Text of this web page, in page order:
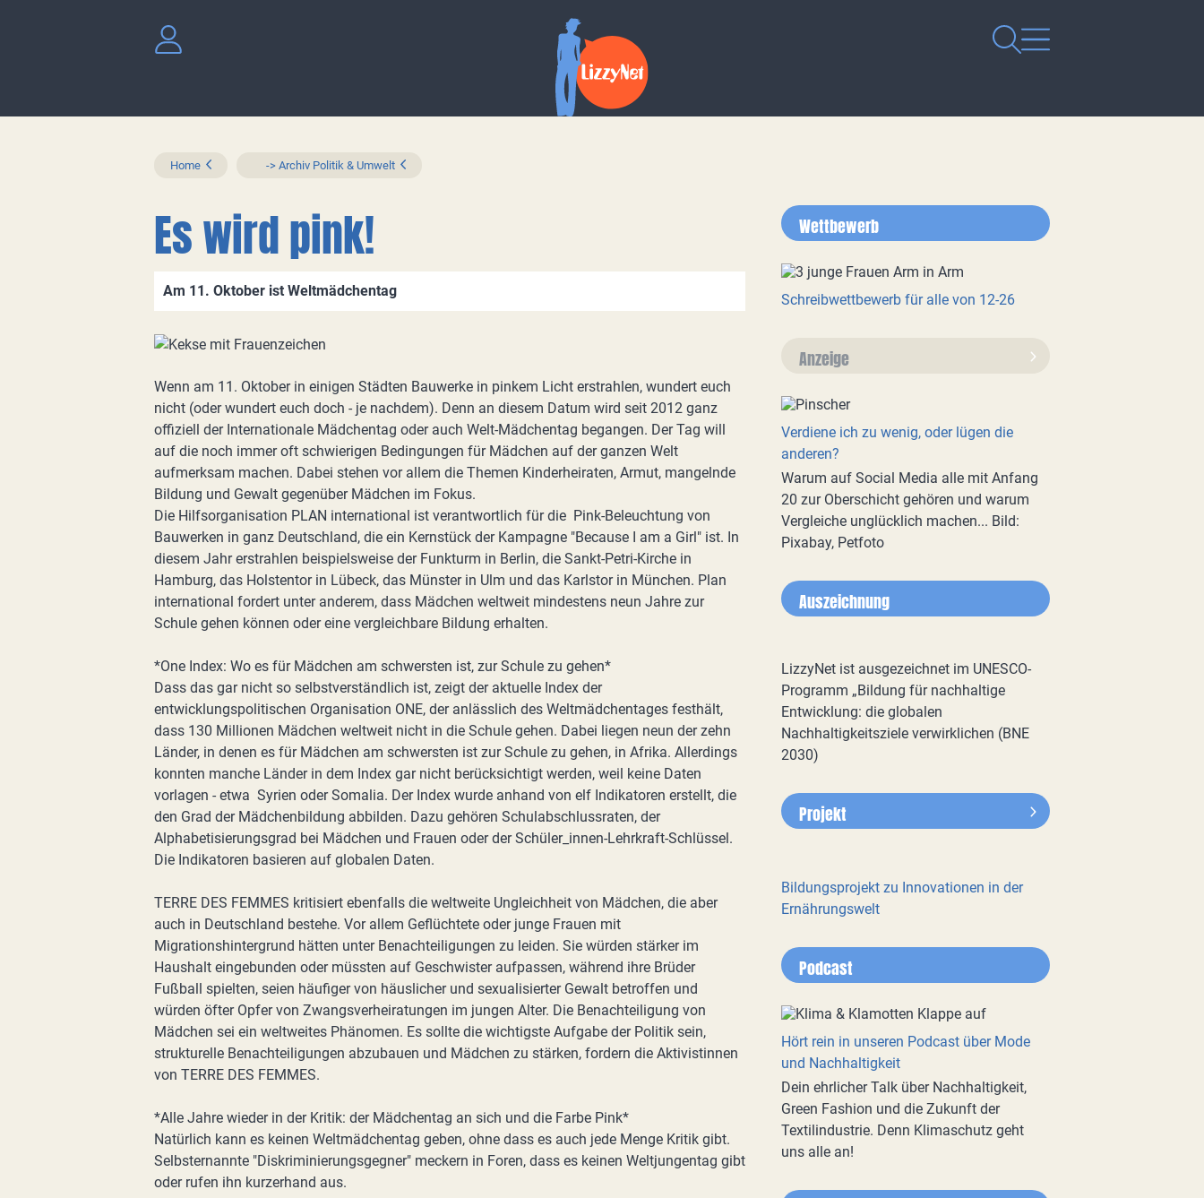
Home -> Archiv Politik & Umwelt
Es wird pink!
Am 11. Oktober ist Weltmädchentag
Wenn am 11. Oktober in einigen Städten Bauwerke in pinkem Licht erstrahlen, wundert euch
nicht (oder wundert euch doch - je nachdem). Denn an diesem Datum wird seit 2012 ganz
offiziell der Internationale Mädchentag oder auch Welt-Mädchentag begangen. Der Tag will
auf die noch immer oft schwierigen Bedingungen für Mädchen auf der ganzen Welt
aufmerksam machen. Dabei stehen vor allem die Themen Kinderheiraten, Armut, mangelnde
Bildung und Gewalt gegenüber Mädchen im Fokus.
Die Hilfsorganisation PLAN international ist verantwortlich für die Pink-Beleuchtung von
Bauwerken in ganz Deutschland, die ein Kernstück der Kampagne "Because I am a Girl" ist. In
diesem Jahr erstrahlen beispielsweise der Funkturm in Berlin, die Sankt-Petri-Kirche in
Hamburg, das Holstentor in Lübeck, das Münster in Ulm und das Karlstor in München. Plan
international fordert unter anderem, dass Mädchen weltweit mindestens neun Jahre zur
Schule gehen können oder eine vergleichbare Bildung erhalten.
*One Index: Wo es für Mädchen am schwersten ist, zur Schule zu gehen*
Dass das gar nicht so selbstverständlich ist, zeigt der aktuelle Index der
entwicklungspolitischen Organisation ONE, der anlässlich des Weltmädchentages festhält,
dass 130 Millionen Mädchen weltweit nicht in die Schule gehen. Dabei liegen neun der zehn
Länder, in denen es für Mädchen am schwersten ist zur Schule zu gehen, in Afrika. Allerdings
konnten manche Länder in dem Index gar nicht berücksichtigt werden, weil keine Daten
vorlagen - etwa Syrien oder Somalia. Der Index wurde anhand von elf Indikatoren erstellt, die
den Grad der Mädchenbildung abbilden. Dazu gehören Schulabschlussraten, der
Alphabetisierungsgrad bei Mädchen und Frauen oder der Schüler_innen-Lehrkraft-Schlüssel.
Die Indikatoren basieren auf globalen Daten.
TERRE DES FEMMES kritisiert ebenfalls die weltweite Ungleichheit von Mädchen, die aber
auch in Deutschland bestehe. Vor allem Geflüchtete oder junge Frauen mit
Migrationshintergrund hätten unter Benachteiligungen zu leiden. Sie würden stärker im
Haushalt eingebunden oder müssten auf Geschwister aufpassen, während ihre Brüder
Fußball spielten, seien häufiger von häuslicher und sexualisierter Gewalt betroffen und
würden öfter Opfer von Zwangsverheiratungen im jungen Alter. Die Benachteiligung von
Mädchen sei ein weltweites Phänomen. Es sollte die wichtigste Aufgabe der Politik sein,
strukturelle Benachteiligungen abzubauen und Mädchen zu stärken, fordern die Aktivistinnen
von TERRE DES FEMMES.
*Alle Jahre wieder in der Kritik: der Mädchentag an sich und die Farbe Pink*
Natürlich kann es keinen Weltmädchentag geben, ohne dass es auch jede Menge Kritik gibt.
Selbsternannte "Diskriminierungsgegner" meckern in Foren, dass es keinen Weltjungentag gibt
oder rufen ihn kurzerhand aus.
Wettbewerb
Schreibwettbewerb für alle von 12-26
Anzeige
Verdiene ich zu wenig, oder lügen die
anderen?
Warum auf Social Media alle mit Anfang
20 zur Oberschicht gehören und warum
Vergleiche unglücklich machen... Bild:
Pixabay, Petfoto
Auszeichnung
LizzyNet ist ausgezeichnet im UNESCO-
Programm „Bildung für nachhaltige
Entwicklung: die globalen
Nachhaltigkeitsziele verwirklichen (BNE
2030)
Projekt
Bildungsprojekt zu Innovationen in der
Ernährungswelt
Podcast
Hört rein in unseren Podcast über Mode
und Nachhaltigkeit
Dein ehrlicher Talk über Nachhaltigkeit,
Green Fashion und die Zukunft der
Textilindustrie. Denn Klimaschutz geht
uns alle an!